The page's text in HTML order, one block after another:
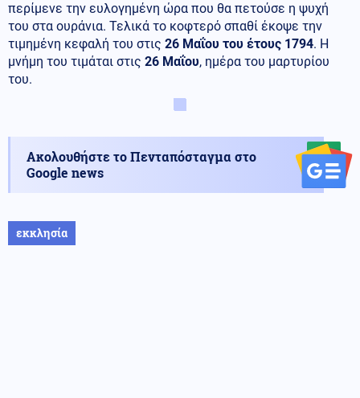
περίμενε την ευλογημένη ώρα που θα πετούσε η ψυχή
του στα ουράνια. Τελικά το κοφτερό σπαθί έκοψε την
τιμημένη κεφαλή του στις 26 Μαΐου του έτους 1794. Η
μνήμη του τιμάται στις 26 Μαΐου, ημέρα του μαρτυρίου
του.
Ακολουθήστε το Πενταπόσταγμα στο
Google news
εκκλησία